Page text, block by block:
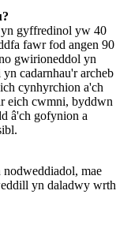
yn gyffredinol yw 40
fawr fod angen 90
gwirioneddol yn
cadarnhau'r archeb
cynhyrchion a'ch
eich cwmni, byddwn
â'ch gofynion a
mae
yn daladwy wrth